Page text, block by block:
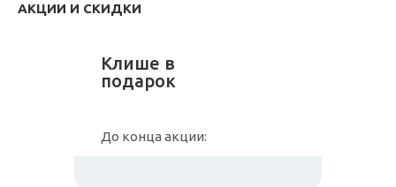
АКЦИИ И СКИДКИ
Клише в
подарок
До конца акции: